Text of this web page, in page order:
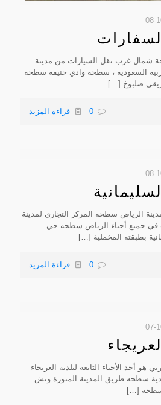
غرب نقل السيارات من مدينة
السعودية ، سطحه وادي حنيفة سطحه
صلبوخ […]
0 قراءة المزيد
الرياض سطحه المركز التجاري لمدينة
في جميع أحياء الرياض سطحه حي
بطبقته المخملية […]
0 قراءة المزيد
أحد الأحياء التابعة لبلدية العريجاء
سطحه طريق المدينة المنورة ونش
[…]